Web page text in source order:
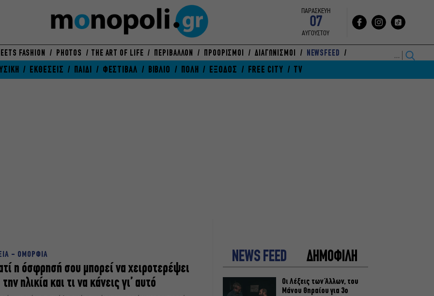
ΠΑΡΑΣΚΕΥΗ
07
ΑΥΓΟΥΣΤΟΥ
FASHION PHOTOS THE ART OF LIFE ΠΕΡΙΒΑΛΛΟΝ ΠΡΟΟΡΙΣΜΟΙ ΔΙΑΓΩΝΙΣΜΟΙ NEWSFEED
ΕΚΘΕΣΕΙΣ ΠΑΙΔΙ ΦΕΣΤΙΒΑΛ ΒΙΒΛΙΟ ΠΟΛΗ ΕΞΟΔΟΣ FREE CITY TV
- ΟΜΟΡΦΙΑ
η όσφρησή σου μπορεί να χειροτερέψει
ηλικία και τι να κάνεις γι’ αυτό
NEWS FEED ΔΗΜΟΦΙΛΗ
Οι Λέξεις των Άλλων, του
Μάνου Θηραίου για 3ο